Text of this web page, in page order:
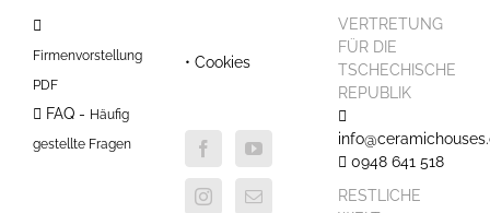
Firmenvorstellung
PDF
FAQ - Häufig
gestellte Fragen
• Cookies
VERTRETUNG
FÜR DIE
TSCHECHISCHE
REPUBLIK
0948 641 518
RESTLICHE